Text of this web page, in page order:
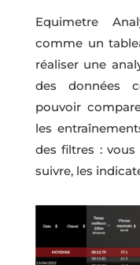
Equimetre
comme un
réaliser une
des données
pouvoir
les
des filtres :
suivre, les